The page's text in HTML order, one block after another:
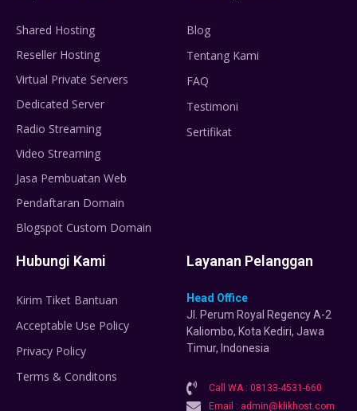
Shared Hosting
Reseller Hosting
Virtual Private Servers
Dedicated Server
Radio Streaming
Video Streaming
Jasa Pembuatan Web
Pendaftaran Domain
Blogspot Custom Domain
Blog
Tentang Kami
FAQ
Testimoni
Sertifikat
Hubungi Kami
Kirim Tiket Bantuan
Acceptable Use Policy
Privacy Policy
Terms & Conditons
Layanan Pelanggan
Head Office
Jl. Perum Royal Regency A-2
Kaliombo, Kota Kediri, Jawa
Timur, Indonesia
Call WA : 08133-4531-660
Email : admin@klikhost.com